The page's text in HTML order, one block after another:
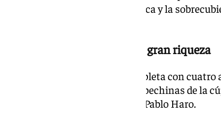
tradicionales como la cuerda seca y la
Un programa escultórico de gran riqueza
El conjunto escultórico se completa con
Encarnación Hurtado para las pechinas de la
José Carlos Ligero y dorados de Pablo Haro.